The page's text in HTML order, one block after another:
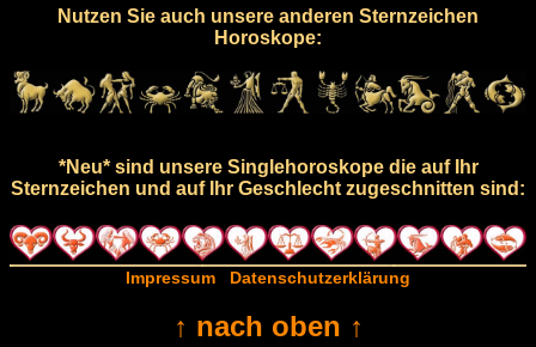
Nutzen Sie auch unsere anderen Sternzeichen
Horoskope:
*Neu* sind unsere Singlehoroskope die auf Ihr
Sternzeichen und auf Ihr Geschlecht zugeschnitten sind:
Impressum Datenschutzerklärung
↑ nach oben ↑